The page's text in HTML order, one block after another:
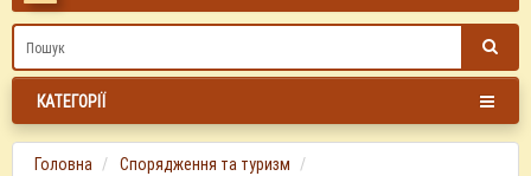
КАТЕГОРІЇ
Головна
Спорядження та туризм